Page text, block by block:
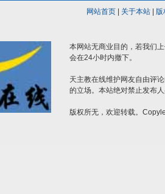
网站首页| 关于本站| 版
本网站无商业目的，若我们
会在24小时内撤下。
天主教在线维护网友自由评
的立场。本站绝对禁止发布
版权所无，欢迎转载。